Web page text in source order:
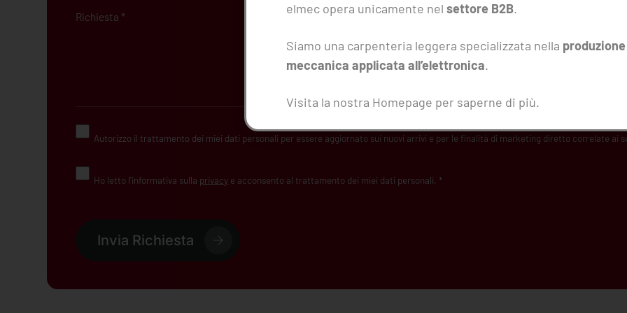
Autorizzo il trattamento dei miei dati personali per essere aggiornato sui nuovi arrivi e per le finalità di marketing diretto correlate ai
Ho letto l'informativa sulla privacy e acconsento al trattamento dei miei dati personali. *
Invia Richiesta
elmec opera unicamente nel settore B2B.
Siamo una carpenteria leggera specializzata nella
meccanica applicata all’elettronica.
Visita la nostra Homepage per saperne di più.